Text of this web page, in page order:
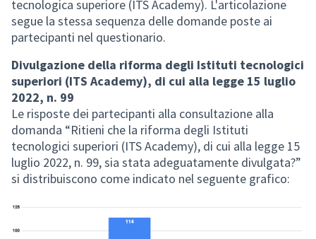
tecnologica superiore (ITS Academy). L'articolazione
segue la stessa sequenza delle domande poste ai
partecipanti nel questionario.
Divulgazione della riforma degli Istituti tecnologici
superiori (ITS Academy), di cui alla legge 15 luglio
2022, n. 99
Le risposte dei partecipanti alla consultazione alla
domanda “Ritieni che la riforma degli Istituti
tecnologici superiori (ITS Academy), di cui alla legge 15
luglio 2022, n. 99, sia stata adeguatamente divulgata?”
si distribuiscono come indicato nel seguente grafico: